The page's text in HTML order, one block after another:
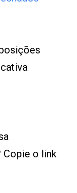
Copie o link